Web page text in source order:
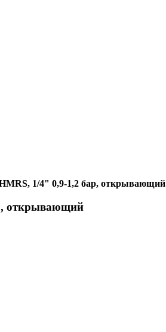
1/4" 0,9-1,2 бар, открывающий
открывающий